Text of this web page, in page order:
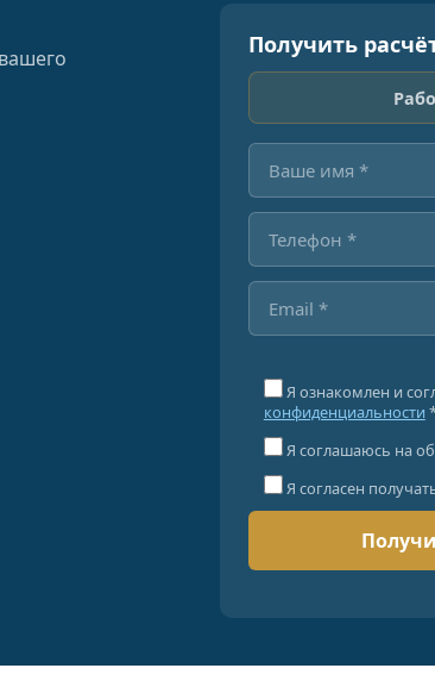
Получить
Я ознакомлен и
конфиденциальности
Я соглашаюсь на
Я согласен